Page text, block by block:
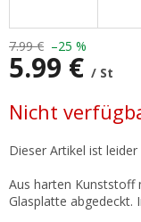
7.99 € –25 %
5.99 € / St
Nicht
Dieser Artikel ist
Aus harten
Glasplatte abgedeckt.